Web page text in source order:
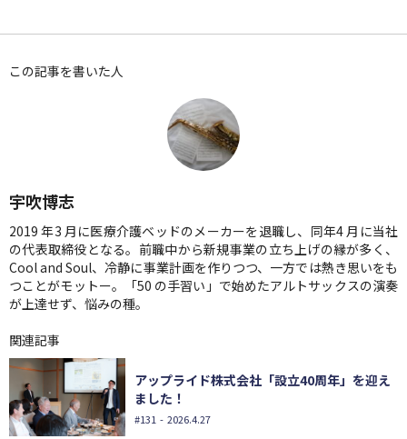
この記事を書いた人
宇吹博志
2019 年3 月に医療介護ベッドのメーカーを退職し、同年4 月に当社
の代表取締役となる。前職中から新規事業の立ち上げの縁が多く、
Cool and Soul、冷静に事業計画を作りつつ、一方では熱き思いをも
つことがモットー。「50 の手習い」で始めたアルトサックスの演奏
が上達せず、悩みの種。
関連記事
アップライド株式会社「設立40周年」を迎え
ました！
#131 - 2026.4.27